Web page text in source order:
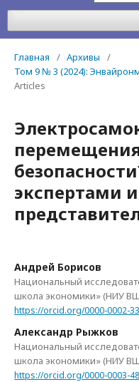
Главная / Архивы
/
Том 9 № 3 (2024):
Articles
экспертами и
Андрей Борисов
Национальный
школа экономики» (НИУ
https://orcid.org/0000-0002-
Александр Рыжков
Национальный
школа экономики» (НИУ
https://orcid.org/0000-0003-